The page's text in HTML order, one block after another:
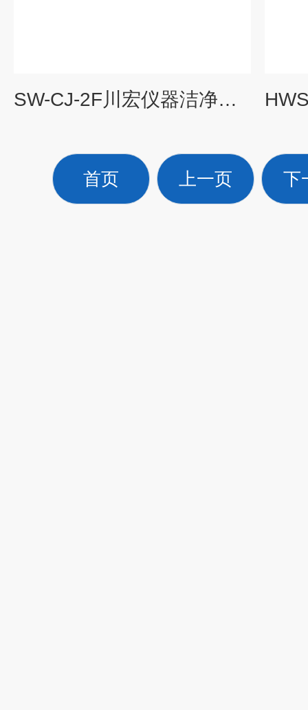
SW-CJ-2F川宏仪器洁净工作台双人双面
首页 上一页 下